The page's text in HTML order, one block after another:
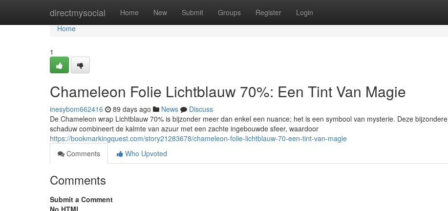
directmysocial Home New Submit Groups Register Login
Home
Home
1
Chameleon Folie Lichtblauw 70%: Een Tint Van Magie
inesybom662416 89 days ago News
Discuss
De Chameleon wrap Lichtblauw 70% is bijzonder meer dan enkel een nuance; het is een symbool van mysterie. Deze bijzondere
schaduw combineert de kalmte van azuur met een zachte ingebouwde sfeer, waardoor
https://bookmarkingquest.com/story21283678/chameleon-folie-lichtblauw-70-een-tint-van-magie
Comments
Who Upvoted
Comments
Submit a Comment
No HTML